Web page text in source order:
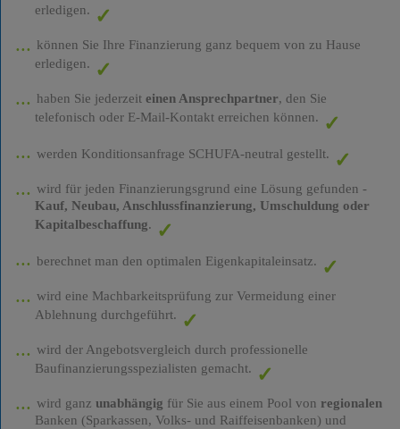
erledigen.
können Sie Ihre Finanzierung ganz bequem von zu Hause
erledigen.
haben Sie jederzeit einen Ansprechpartner, den Sie
telefonisch oder E-Mail-Kontakt erreichen können.
werden Konditionsanfrage SCHUFA-neutral gestellt.
wird für jeden Finanzierungsgrund eine Lösung gefunden -
Kauf, Neubau, Anschlussfinanzierung, Umschuldung oder
Kapitalbeschaffung.
berechnet man den optimalen Eigenkapitaleinsatz.
wird eine Machbarkeitsprüfung zur Vermeidung einer
Ablehnung durchgeführt.
wird der Angebotsvergleich durch professionelle
Baufinanzierungsspezialisten gemacht.
wird ganz unabhängig für Sie aus einem Pool von regionalen
Banken (Sparkassen, Volks- und Raiffeisenbanken) und